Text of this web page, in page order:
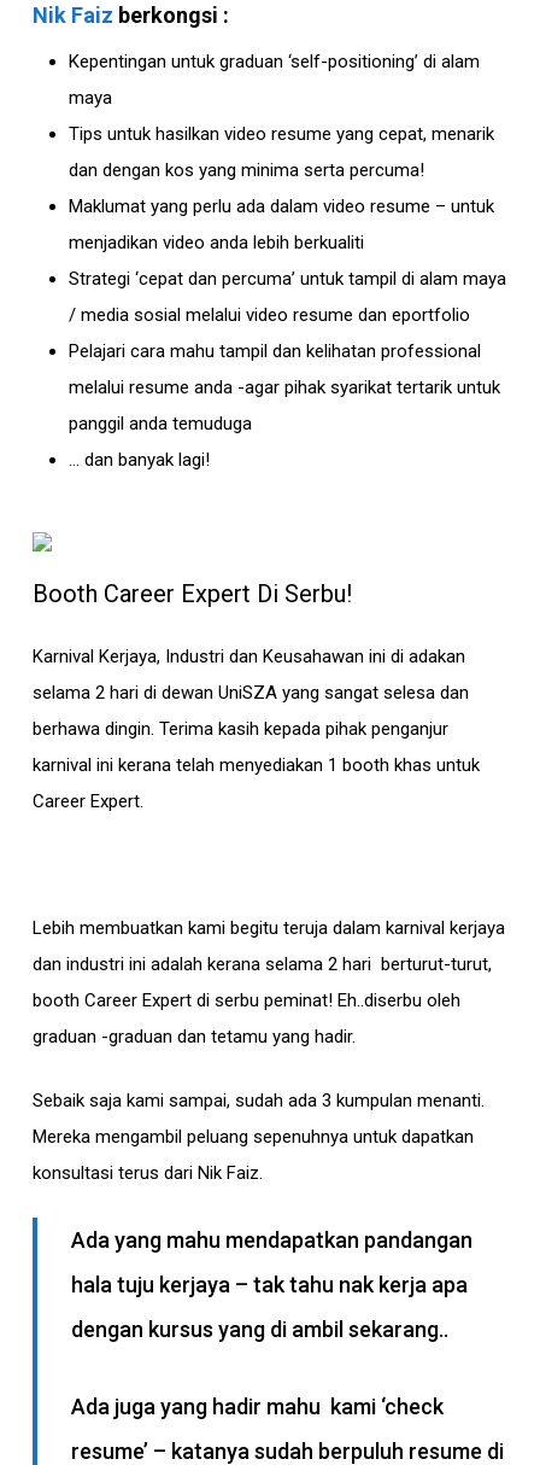
Nik Faiz berkongsi :
Kepentingan untuk graduan ‘self-positioning’ di alam
maya
Tips untuk hasilkan video resume yang cepat, menarik
dan dengan kos yang minima serta percuma!
Maklumat yang perlu ada dalam video resume – untuk
menjadikan video anda lebih berkualiti
Strategi ‘cepat dan percuma’ untuk tampil di alam maya
/ media sosial melalui video resume dan eportfolio
Pelajari cara mahu tampil dan kelihatan professional
melalui resume anda -agar pihak syarikat tertarik untuk
panggil anda temuduga
… dan banyak lagi!
Booth Career Expert Di Serbu!
Karnival Kerjaya, Industri dan Keusahawan ini di adakan
selama 2 hari di dewan UniSZA yang sangat selesa dan
berhawa dingin. Terima kasih kepada pihak penganjur
karnival ini kerana telah menyediakan 1 booth khas untuk
Career Expert.
Lebih membuatkan kami begitu teruja dalam karnival kerjaya
dan industri ini adalah kerana selama 2 hari berturut-turut,
booth Career Expert di serbu peminat! Eh..diserbu oleh
graduan -graduan dan tetamu yang hadir.
Sebaik saja kami sampai, sudah ada 3 kumpulan menanti.
Mereka mengambil peluang sepenuhnya untuk dapatkan
konsultasi terus dari Nik Faiz.
Ada yang mahu mendapatkan pandangan
hala tuju kerjaya – tak tahu nak kerja apa
dengan kursus yang di ambil sekarang..
Ada juga yang hadir mahu kami ‘check
resume’ – katanya sudah berpuluh resume di